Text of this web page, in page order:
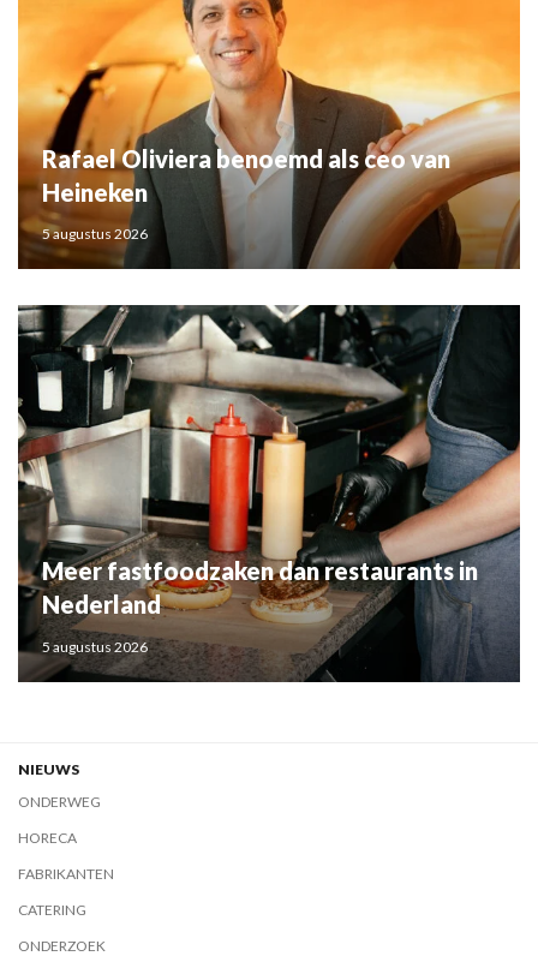
Rafael Oliviera benoemd als ceo van
Heineken
5 augustus 2026
Meer fastfoodzaken dan restaurants in
Nederland
5 augustus 2026
NIEUWS
ONDERWEG
HORECA
FABRIKANTEN
CATERING
ONDERZOEK